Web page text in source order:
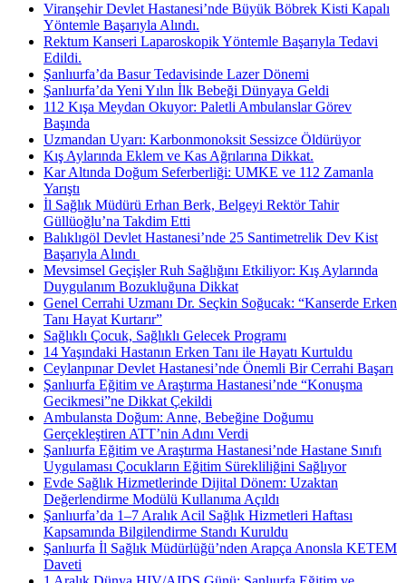
Viranşehir Devlet Hastanesi’nde Büyük Böbrek Kisti Kapalı
Yöntemle Başarıyla Alındı.
Rektum Kanseri Laparoskopik Yöntemle Başarıyla Tedavi
Edildi.
Şanlıurfa’da Basur Tedavisinde Lazer Dönemi
Şanlıurfa’da Yeni Yılın İlk Bebeği Dünyaya Geldi
112 Kışa Meydan Okuyor: Paletli Ambulanslar Görev
Başında
Uzmandan Uyarı: Karbonmonoksit Sessizce Öldürüyor
Kış Aylarında Eklem ve Kas Ağrılarına Dikkat.
Kar Altında Doğum Seferberliği: UMKE ve 112 Zamanla
Yarıştı
İl Sağlık Müdürü Erhan Berk, Belgeyi Rektör Tahir
Güllüoğlu’na Takdim Etti
Balıklıgöl Devlet Hastanesi’nde 25 Santimetrelik Dev Kist
Başarıyla Alındı ​
Mevsimsel Geçişler Ruh Sağlığını Etkiliyor: Kış Aylarında
Duygulanım Bozukluğuna Dikkat
Genel Cerrahi Uzmanı Dr. Seçkin Soğucak: “Kanserde Erken
Tanı Hayat Kurtarır”
Sağlıklı Çocuk, Sağlıklı Gelecek Programı
14 Yaşındaki Hastanın Erken Tanı ile Hayatı Kurtuldu
Ceylanpınar Devlet Hastanesi’nde Önemli Bir Cerrahi Başarı
Şanlıurfa Eğitim ve Araştırma Hastanesi’nde “Konuşma
Gecikmesi”ne Dikkat Çekildi
Ambulansta Doğum: Anne, Bebeğine Doğumu
Gerçekleştiren ATT’nin Adını Verdi
Şanlıurfa Eğitim ve Araştırma Hastanesi’nde Hastane Sınıfı
Uygulaması Çocukların Eğitim Sürekliliğini Sağlıyor
Evde Sağlık Hizmetlerinde Dijital Dönem: Uzaktan
Değerlendirme Modülü Kullanıma Açıldı
Şanlıurfa’da 1–7 Aralık Acil Sağlık Hizmetleri Haftası
Kapsamında Bilgilendirme Standı Kuruldu
Şanlıurfa İl Sağlık Müdürlüğü’nden Arapça Anonsla KETEM
Daveti